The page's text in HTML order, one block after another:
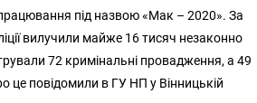
під назвою «Мак – 2020». За
вилучили майже 16 тисяч незаконно
72 кримінальні провадження, а 49
це повідомили в ГУ НП у Вінницькій